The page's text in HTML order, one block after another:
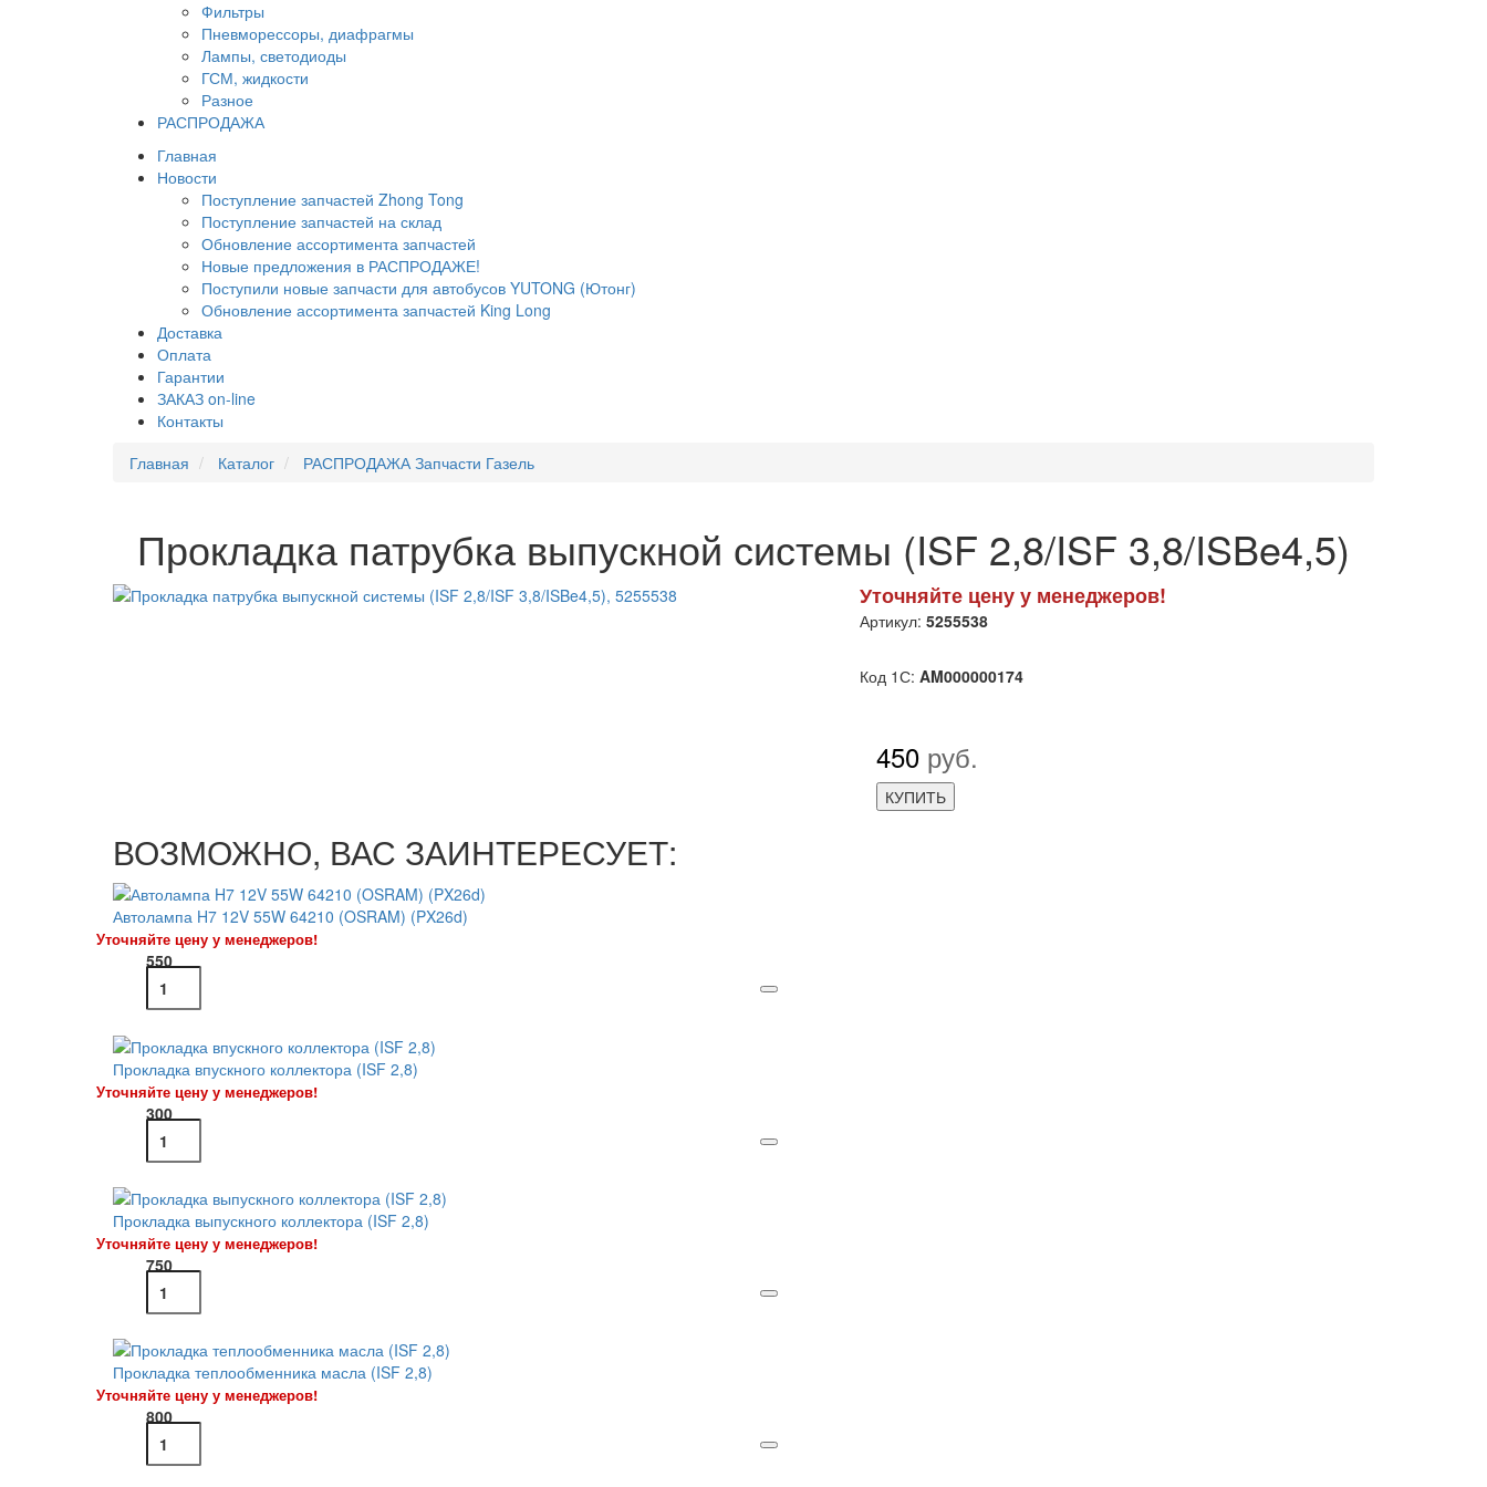
Фильтры
Пневморессоры, диафрагмы
Лампы, светодиоды
ГСМ, жидкости
Разное
РАСПРОДАЖА
Главная
Новости
Поступление запчастей Zhong Tong
Поступление запчастей на склад
Обновление ассортимента запчастей
Новые предложения в РАСПРОДАЖЕ!
Поступили новые запчасти для автобусов YUTONG (Ютонг)
Обновление ассортимента запчастей King Long
Доставка
Оплата
Гарантии
ЗАКАЗ on-line
Контакты
Главная
Каталог РАСПРОДАЖА Запчасти Газель
Прокладка патрубка выпускной системы (ISF 2,8/ISF 3,8/ISBe4,5)
Уточняйте цену у менеджеров!
Артикул: 5255538
Код 1С: AM000000174
450 руб.
КУПИТЬ
ВОЗМОЖНО, ВАС ЗАИНТЕРЕСУЕТ:
Автолампа H7 12V 55W 64210 (OSRAM) (PX26d)
Уточняйте цену у менеджеров!
550
Прокладка впускного коллектора (ISF 2,8)
Уточняйте цену у менеджеров!
300
Прокладка выпускного коллектора (ISF 2,8)
Уточняйте цену у менеджеров!
750
Прокладка теплообменника масла (ISF 2,8)
Уточняйте цену у менеджеров!
800